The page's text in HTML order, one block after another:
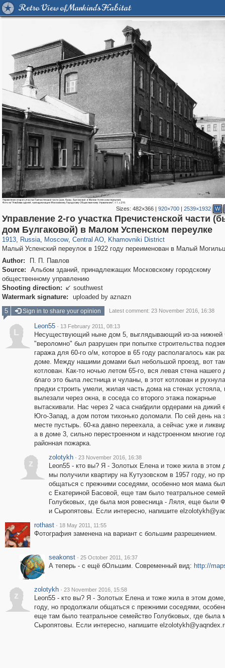
Retro View of Mankind's Habitat
Sizes:482×366 |920×700 |2539×1932 W
Управление 2-го участка Пречистенской части
дом Булгаковой) в Малом Успенском переулке
1913, Russia
1,406,275 29,243
, Moscow
319,780 8,286
, Central AO
159,978 5,916
, Khamovniki District
19,394 722
Малый Успенский переулок в 1922 году переименован в Малый
Author:
П. П. Павлов
Source:
Альбом зданий, принадлежащих Московскому городскому
общественному управлению
Shooting direction:  southwest
Watermark signature:
uploaded by aznazn
5
Sign in to share your opinion Latest comment: 23 November 2016, 16:38
L
Leon55 · 13 February 2011, 08:13
Несуществующий ныне дом 5, выглядывающий из-за нижней
"вероломно" был разрушен при попытке строительства
гаража для 60-го о/м, которое в 65 году располагалось как
доме. Между нашими домами был небольшой проезд, вот
котлован. Как-то ночью летом 65-го, вся левая стена нашего
благо это была лестница и чуланы, в этот котлован и
предки строить умели, жилая часть дома на стенах устояла,
вылезали через окна, в соседа со второго этажа пожарные
вытаскивали. Нас через 2 часа снабдили ордерами на дикий
Юго-Запад, а дом потом тихонько доломали. По сей день на
месте пустырь. 60-ка давно переехала, а сейчас уже и
а в доме 3, сильно перестроенном и надстроенном многие
районная пожарка.
z
zolotykh · 23 November 2016, 16:38
Leon55 - кто вы? Я - Золотых Елена и тоже жила в этом
мы получили квартиру на Кутузовском в 1957 году, но
общаться с прежними соседями, особенно моя мама
с Екатериной Басовой, еще там было театральное
Голубковых, где была моя ровесница - Ляля, еще были
и Сыропятовы. Если интересно, напишите
rothast · 18 May 2011, 11:55
Фотография заменена на вариант с большим разрешением.
seakonst · 25 October 2011, 16:37
А теперь - с ещё бОльшим. Современный вид: http://
z
zolotykh · 23 November 2016, 15:58
Leon55 - кто вы? Я - Золотых Елена и тоже жила в этом
году, но продолжали общаться с прежними соседями,
еще там было театральное семейство Голубковых, где
Сыропятовы. Если интересно, напишите